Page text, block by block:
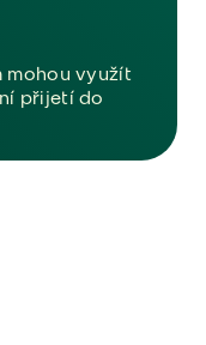
využít
přijetí do